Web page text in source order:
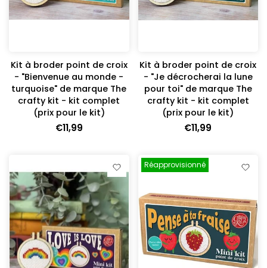
Kit à broder point de croix
- "Bienvenue au monde -
turquoise" de marque The
crafty kit - kit complet
(prix pour le kit)
€11,99
Kit à broder point de croix
- "Je décrocherai la lune
pour toi" de marque The
crafty kit - kit complet
(prix pour le kit)
€11,99
Réapprovisionné